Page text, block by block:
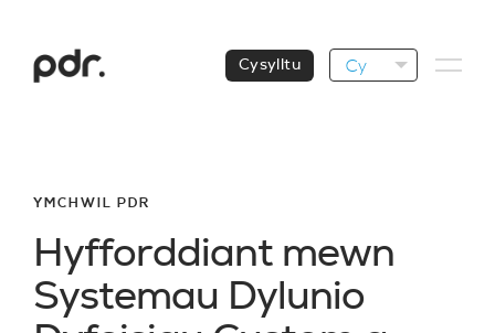
Cysylltu Cy
Hyfforddiant mewn
Systemau Dy unio
YMCHWIL PDR